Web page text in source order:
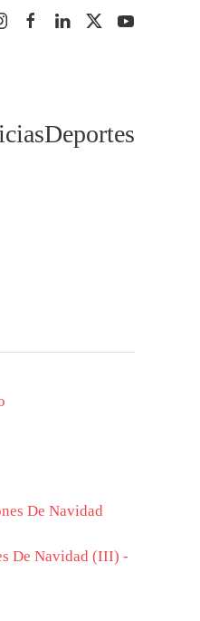
Deportes
De Navidad (III) -